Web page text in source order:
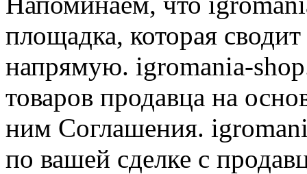
площадка, которая
напрямую. igromania-
товаров продавца на
ним Соглашения.
по вашей сделке с